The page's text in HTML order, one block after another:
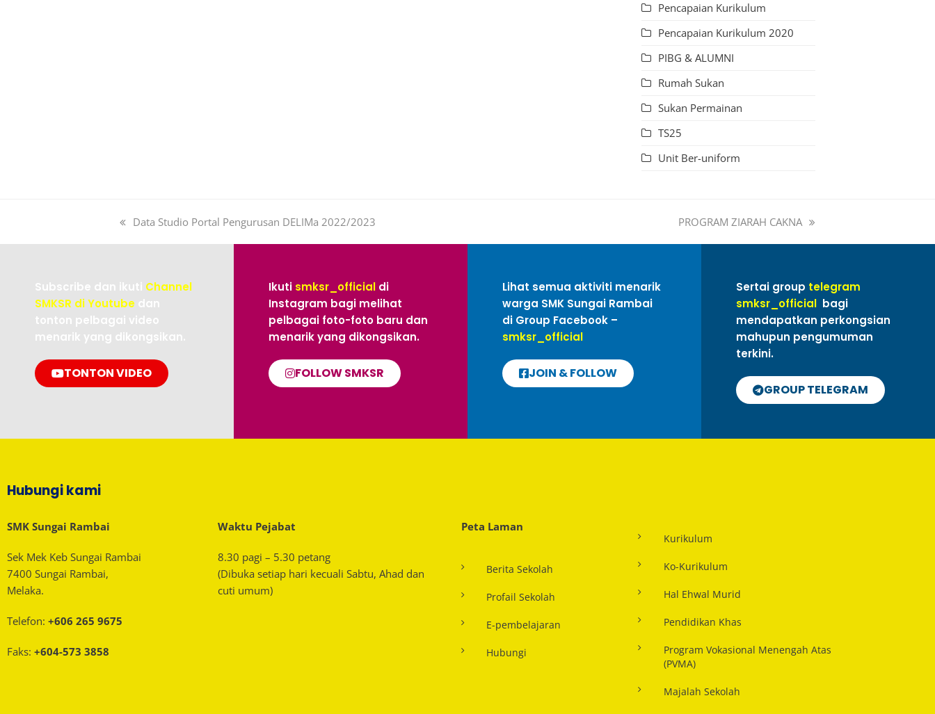
Pencapaian Kurikulum
Pencapaian Kurikulum 2020
PIBG & ALUMNI
Rumah Sukan
Sukan Permainan
TS25
Unit Ber-uniform
Data Studio Portal Pengurusan DELIMa 2022/2023 PROGRAM ZIARAH CAKNA
Subscribe dan ikuti Channel
SMKSR di Youtube dan
tonton pelbagai video
menarik yang dikongsikan.
TONTON VIDEO
Ikuti smksr_official di
Instagram bagi melihat
pelbagai foto-foto baru dan
menarik yang dikongsikan.
FOLLOW SMKSR
Lihat semua aktiviti menarik
warga SMK Sungai Rambai
di Group Facebook –
smksr_official
JOIN & FOLLOW
Sertai group telegram
smksr_official bagi
mendapatkan perkongsian
mahupun pengumuman
terkini.
GROUP TELEGRAM
Hubungi kami
SMK Sungai Rambai
Sek Mek Keb Sungai Rambai
7400 Sungai Rambai,
Melaka.
Telefon: +606 265 9675
Faks: +604-573 3858
Waktu Pejabat
8.30 pagi – 5.30 petang
(Dibuka setiap hari kecuali Sabtu, Ahad dan
cuti umum)
Peta Laman
Berita Sekolah
Profail Sekolah
E-pembelajaran
Hubungi
Kurikulum
Ko-Kurikulum
Hal Ehwal Murid
Pendidikan Khas
Program Vokasional Menengah Atas
(PVMA)
Majalah Sekolah